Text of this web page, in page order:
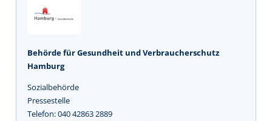
Behörde für Gesundheit und Verbraucherschutz
Hamburg
Sozialbehörde
Pressestelle
Telefon: 040 42863 2889